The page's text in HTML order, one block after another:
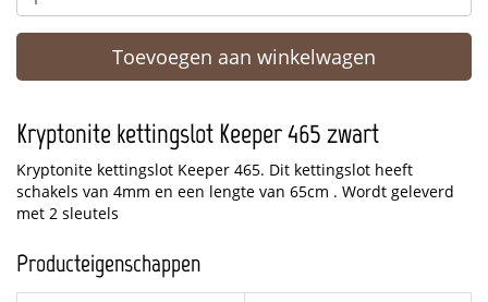
Toevoegen aan winkelwagen
Kryptonite kettingslot Keeper 465 zwart
Kryptonite kettingslot Keeper 465. Dit kettingslot heeft
schakels van 4mm en een lengte van 65cm . Wordt geleverd
met 2 sleutels
Producteigenschappen